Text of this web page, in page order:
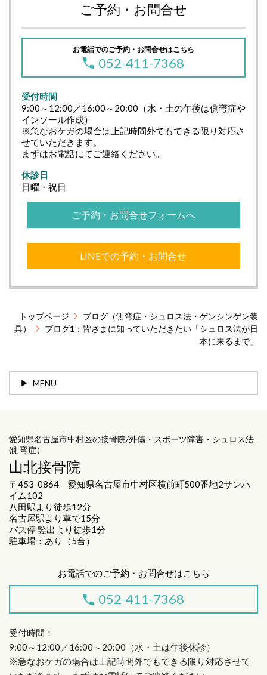
ご予約・お問合せ
お電話でのご予約・お問合せはこちら
052-411-7368
受付時間
9:00～12:00／16:00～20:00（水・土の午後は側弯症や
インソール作成）
※急なおケガの場合は上記時間外でもできる限り対応さ
せていただきます。
まずはお電話にてご連絡ください。
休診日
日曜・祝日
ご予約・お問合せフォームへ
LINEでの予約・お問合せ
トップページ
ブログ（側弯症・シュロス法・ゲンシンゲン装
具）
ブログ1：皆さまに知っていただきたい「シュロス法が日
本に来るまで」
MENU
愛知県名古屋市中村区の接骨院/外傷・スポーツ障害・シュロス法
(側弯症）
山北接骨院
〒453-0864 愛知県名古屋市中村区横前町500番地2サンハ
イム102
八田駅より徒歩12分
名古屋駅より車で15分
バス停 竪出より徒歩1分
駐車場：あり（5台）
お電話でのご予約・お問合せはこちら
052-411-7368
受付時間：
9:00～12:00／16:00～20:00（水・土は午後休診）
※急なおケガの場合は上記時間外でもできる限り対応させて